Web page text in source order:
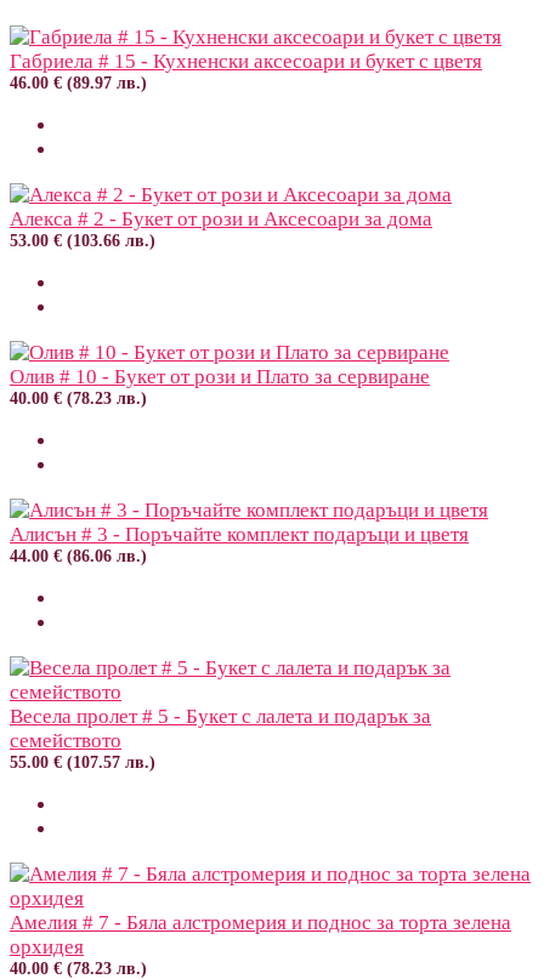
Габриела # 15 - Кухненски аксесоари и букет с цветя
46.00 € (89.97 лв.)
Алекса # 2 - Букет от рози и Аксесоари за дома
53.00 € (103.66 лв.)
Олив # 10 - Букет от рози и Плато за сервиране
40.00 € (78.23 лв.)
Алисън # 3 - Поръчайте комплект подаръци и цветя
44.00 € (86.06 лв.)
Весела пролет # 5 - Букет с лалета и подарък за
семейството
55.00 € (107.57 лв.)
Амелия # 7 - Бяла алстромерия и поднос за торта зелена
орхидея
40.00 € (78.23 лв.)